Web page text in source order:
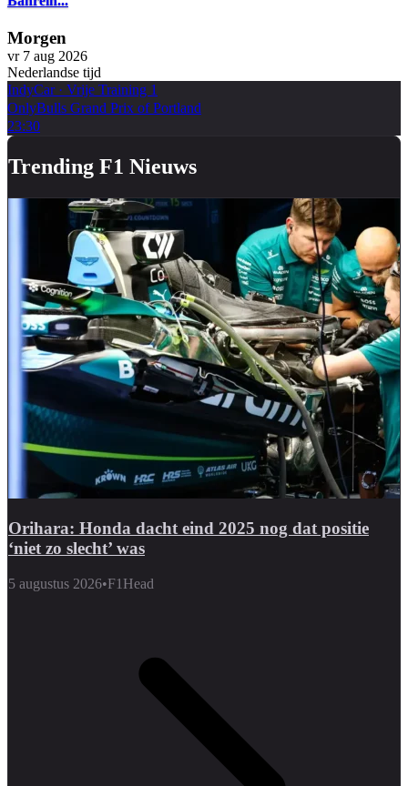
Morgen
vr 7 aug 2026
Nederlandse tijd
IndyCar· Vrije Training 1
OnlyBulls Grand Prix of Portland
23:30
Trending F1 Nieuws
Orihara: Honda dacht eind 2025 nog dat positie
‘niet zo slecht’ was
5 augustus 2026•F1Head